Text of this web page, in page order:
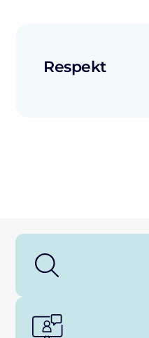
Respekt